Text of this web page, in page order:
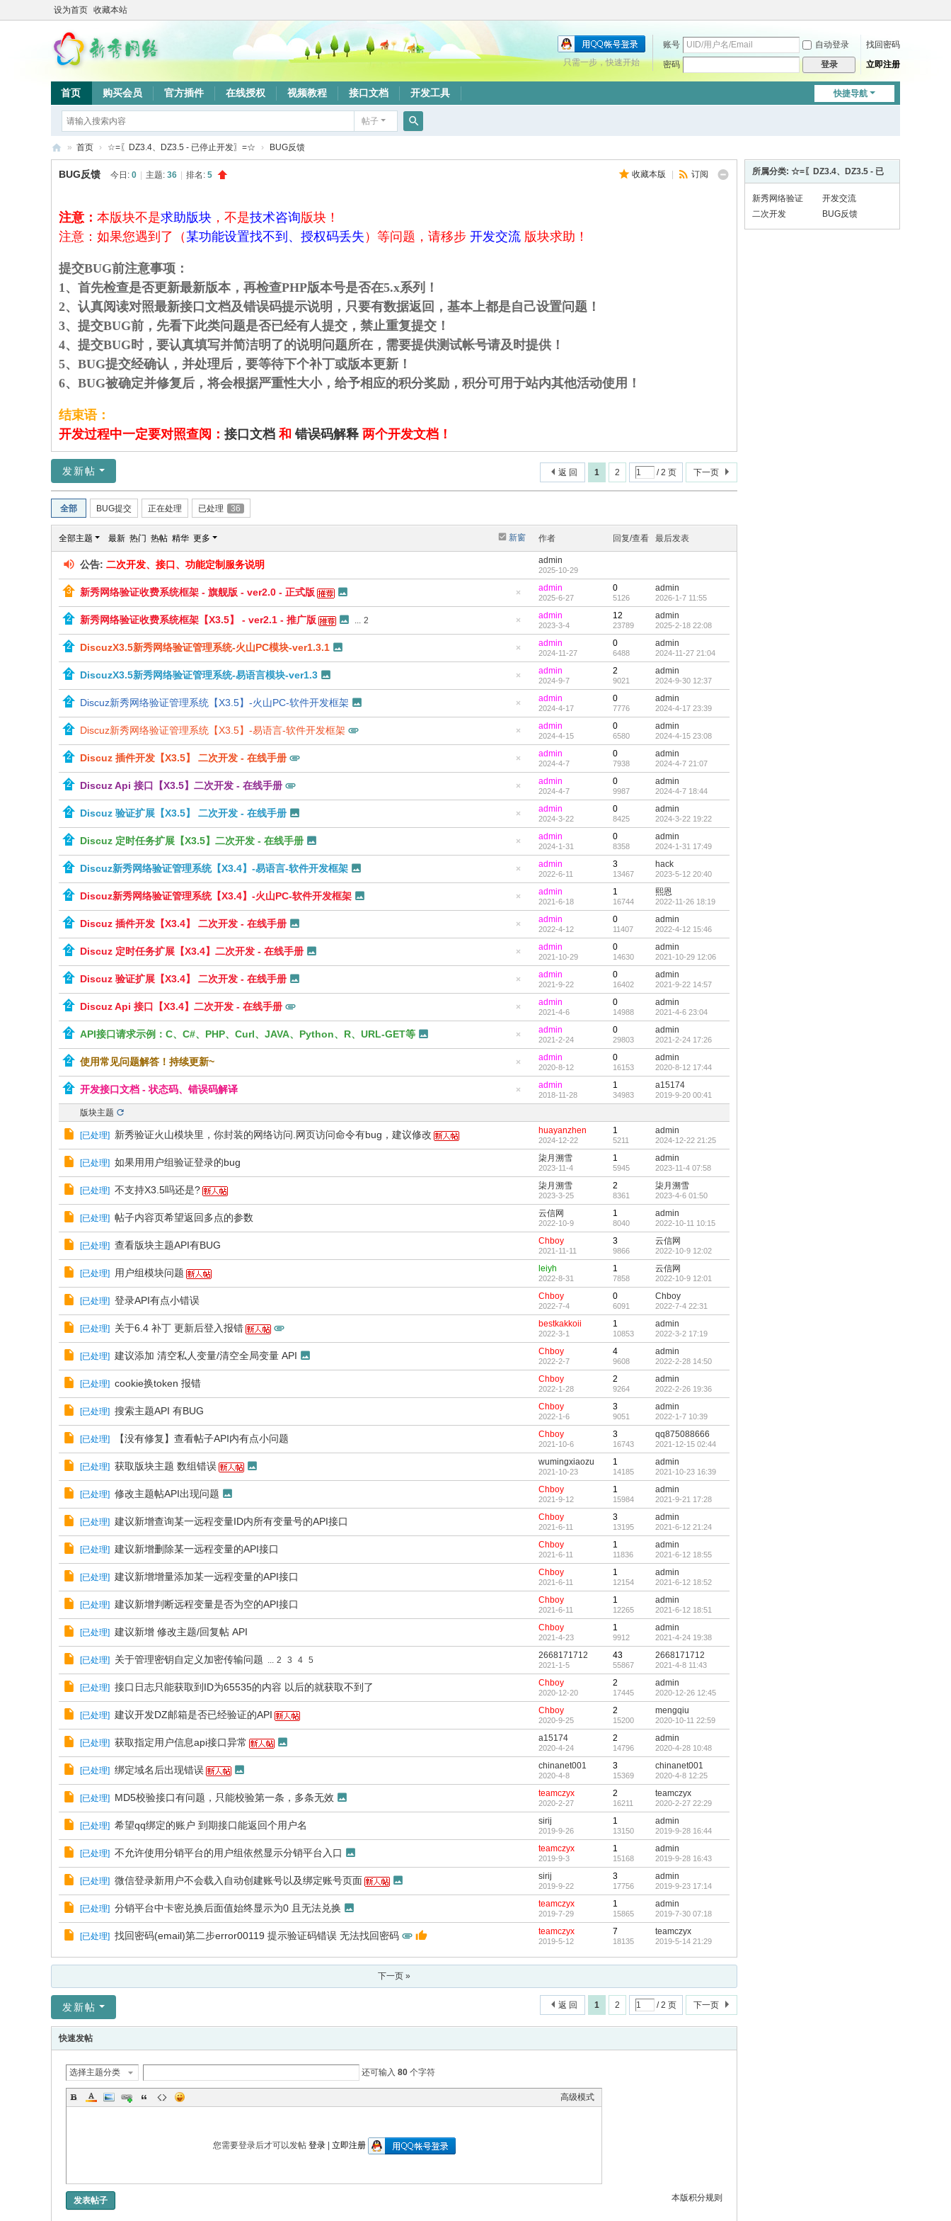
设为首页 收藏本站
账号 自动登录
找回密码
密码
登录 立即注册
只需一步，快速开始
快捷导航
首页 购买会员 官方插件 在线授权 视频教程 接口文档 开发工具
帖子
索
网
络
证
系
统
» 首页 › ☆=〖DZ3.4、DZ3.5 - 已停止开发〗=☆ › BUG反馈
收藏本版 订阅
BUG反馈 今日: 0 主题: 36 排名: 5
注意： 本版块不是求助版块 ，不是技术咨询版块！
注意：如果您遇到了（某功能设置找不到、授权码丢失 ）等问题，请移步 开发交流 版块求助！
提交BUG前注意事项：
1、首先检查是否更新最新版本，再检查PHP版本号是否在5.x系列！
2、认真阅读对照最新接口文档及错误码提示说明，只要有数据返回，基本上都是自己设置问题！
3、提交BUG前，先看下此类问题是否已经有人提交，禁止重复提交！
4、提交BUG时，要认真填写并简洁明了的说明问题所在，需要提供测试帐号请及时提供！
5、BUG提交经确认，并处理后，要等待下个补丁或版本更新！
6、BUG被确定并修复后，将会根据严重性大小，给予相应的积分奖励，积分可用于站内其他活动使用！
结束语：
开发过程中一定要对照查阅： 接口文档 和错误码解释 两个开发文档！
1 2 / 2 页 下一页
返 回
发新帖
全部 BUG提交 正在处理 已处理 36
新窗
全部主题 最新 热门 热帖 精华 更多 作者 回复/查看 最后发表
公告: 二次开发、接口、功能定制服务说明 admin
2025-10-29
藏
置
帖
新秀网络验证收费系统框架 - 旗舰版 - ver2.0 - 正式版 admin
2025-6-27
0
5126
admin
2026-1-7 11:55
藏
置
帖
新秀网络验证收费系统框架【X3.5】 - ver2.1 - 推广版 ... 2 admin
2023-3-4
12
23789
admin
2025-2-18 22:08
藏
置
帖
DiscuzX3.5新秀网络验证管理系统-火山PC模块-ver1.3.1 admin
2024-11-27
0
6488
admin
2024-11-27 21:04
藏
置
帖
DiscuzX3.5新秀网络验证管理系统-易语言模块-ver1.3 admin
2024-9-7
2
9021
admin
2024-9-30 12:37
藏
置
帖
Discuz新秀网络验证管理系统【X3.5】-火山PC-软件开发框架 admin
2024-4-17
0
7776
admin
2024-4-17 23:39
藏
置
帖
Discuz新秀网络验证管理系统【X3.5】-易语言-软件开发框架 admin
2024-4-15
0
6580
admin
2024-4-15 23:08
藏
置
帖
Discuz 插件开发【X3.5】 二次开发 - 在线手册 admin
2024-4-7
0
7938
admin
2024-4-7 21:07
藏
置
帖
Discuz Api 接口【X3.5】二次开发 - 在线手册 admin
2024-4-7
0
9987
admin
2024-4-7 18:44
藏
置
帖
Discuz 验证扩展【X3.5】 二次开发 - 在线手册 admin
2024-3-22
0
8425
admin
2024-3-22 19:22
藏
置
帖
Discuz 定时任务扩展【X3.5】二次开发 - 在线手册 admin
2024-1-31
0
8358
admin
2024-1-31 17:49
藏
置
帖
Discuz新秀网络验证管理系统【X3.4】-易语言-软件开发框架 admin
2022-6-11
3
13467
hack
2023-5-12 20:40
藏
置
帖
Discuz新秀网络验证管理系统【X3.4】-火山PC-软件开发框架 admin
2021-6-18
1
16744
熙恩
2022-11-26 18:19
藏
置
帖
Discuz 插件开发【X3.4】 二次开发 - 在线手册 admin
2022-4-12
0
11407
admin
2022-4-12 15:46
藏
置
帖
Discuz 定时任务扩展【X3.4】二次开发 - 在线手册 admin
2021-10-29
0
14630
admin
2021-10-29 12:06
藏
置
帖
Discuz 验证扩展【X3.4】 二次开发 - 在线手册 admin
2021-9-22
0
16402
admin
2021-9-22 14:57
藏
置
帖
Discuz Api 接口【X3.4】二次开发 - 在线手册 admin
2021-4-6
0
14988
admin
2021-4-6 23:04
藏
置
帖
API接口请求示例：C、C#、PHP、Curl、JAVA、Python、R、URL-GET等 admin
2021-2-24
0
29803
admin
2021-2-24 17:26
藏
置
帖
使用常见问题解答！持续更新~ admin
2020-8-12
0
16153
admin
2020-8-12 17:44
藏
顶
开发接口文档 - 状态码、错误码解译 admin
2018-11-28
1
34983
a15174
2019-9-20 00:41
版块主题
[已处理] 新秀验证火山模块里，你封装的网络访问.网页访问命令有bug，建议修改 huayanzhen
2024-12-22
1
5211
admin
2024-12-22 21:25
[已处理] 如果用用户组验证登录的bug 柒月溯雪
2023-11-4
1
5945
admin
2023-11-4 07:58
[已处理] 不支持X3.5吗还是? 柒月溯雪
2023-3-25
2
8361
柒月溯雪
2023-4-6 01:50
[已处理] 帖子内容页希望返回多点的参数 云信网
2022-10-9
1
8040
admin
2022-10-11 10:15
[已处理] 查看版块主题API有BUG Chboy
2021-11-11
3
9866
云信网
2022-10-9 12:02
[已处理] 用户组模块问题 leiyh
2022-8-31
1
7858
云信网
2022-10-9 12:01
[已处理] 登录API有点小错误 Chboy
2022-7-4
0
6091
Chboy
2022-7-4 22:31
[已处理] 关于6.4 补丁 更新后登入报错 bestkakkoii
2022-3-1
1
10853
admin
2022-3-2 17:19
[已处理] 建议添加 清空私人变量/清空全局变量 API Chboy
2022-2-7
4
9608
admin
2022-2-28 14:50
[已处理] cookie换token 报错 Chboy
2022-1-28
2
9264
admin
2022-2-26 19:36
[已处理] 搜索主题API 有BUG Chboy
2022-1-6
3
9051
admin
2022-1-7 10:39
[已处理] 【没有修复】查看帖子API内有点小问题 Chboy
2021-10-6
3
16743
qq875088666
2021-12-15 02:44
[已处理] 获取版块主题 数组错误 wumingxiaozu
2021-10-23
1
14185
admin
2021-10-23 16:39
[已处理] 修改主题帖API出现问题 Chboy
2021-9-12
1
15984
admin
2021-9-21 17:28
[已处理] 建议新增查询某一远程变量ID内所有变量号的API接口 Chboy
2021-6-11
3
13195
admin
2021-6-12 21:24
[已处理] 建议新增删除某一远程变量的API接口 Chboy
2021-6-11
1
11836
admin
2021-6-12 18:55
[已处理] 建议新增增量添加某一远程变量的API接口 Chboy
2021-6-11
1
12154
admin
2021-6-12 18:52
[已处理] 建议新增判断远程变量是否为空的API接口 Chboy
2021-6-11
1
12265
admin
2021-6-12 18:51
[已处理] 建议新增 修改主题/回复帖 API Chboy
2021-4-23
1
9912
admin
2021-4-24 19:38
[已处理] 关于管理密钥自定义加密传输问题 ... 2 3 4 5 2668171712
2021-1-5
43
55867
2668171712
2021-4-8 11:43
[已处理] 接口日志只能获取到ID为65535的内容 以后的就获取不到了 Chboy
2020-12-20
2
17445
admin
2020-12-26 12:45
[已处理] 建议开发DZ邮箱是否已经验证的API Chboy
2020-9-25
2
15200
mengqiu
2020-10-11 22:59
[已处理] 获取指定用户信息api接口异常 a15174
2020-4-24
2
14796
admin
2020-4-28 10:48
[已处理] 绑定域名后出现错误 chinanet001
2020-4-8
3
15369
chinanet001
2020-4-8 12:25
[已处理] MD5校验接口有问题，只能校验第一条，多条无效 teamczyx
2020-2-27
2
16211
teamczyx
2020-2-27 22:29
[已处理] 希望qq绑定的账户 到期接口能返回个用户名 sirij
2019-9-26
1
13150
admin
2019-9-28 16:44
[已处理] 不允许使用分销平台的用户组依然显示分销平台入口 teamczyx
2019-9-3
1
15168
admin
2019-9-28 16:43
[已处理] 微信登录新用户不会载入自动创建账号以及绑定账号页面 sirij
2019-9-22
3
17756
admin
2019-9-23 17:14
[已处理] 分销平台中卡密兑换后面值始终显示为0 且无法兑换 teamczyx
2019-7-29
1
15865
admin
2019-7-30 07:18
[已处理] 找回密码(email)第二步error00119 提示验证码错误 无法找回密码 teamczyx
2019-5-12
7
18135
teamczyx
2019-5-14 21:29
下一页 »
1 2 / 2 页 下一页
返 回
发新帖
快速发帖
选择主题分类 还可输入 80 个字符
高级模式
您需要登录后才可以发帖 登录| 立即注册
本版积分规则
发表帖子
所属分类: ☆=〖DZ3.4、DZ3.5 - 已
新秀网络验证
开发交流
二次开发
BUG反馈